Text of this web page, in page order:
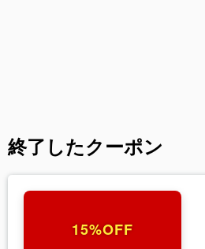
終了したクーポン
15%OFF